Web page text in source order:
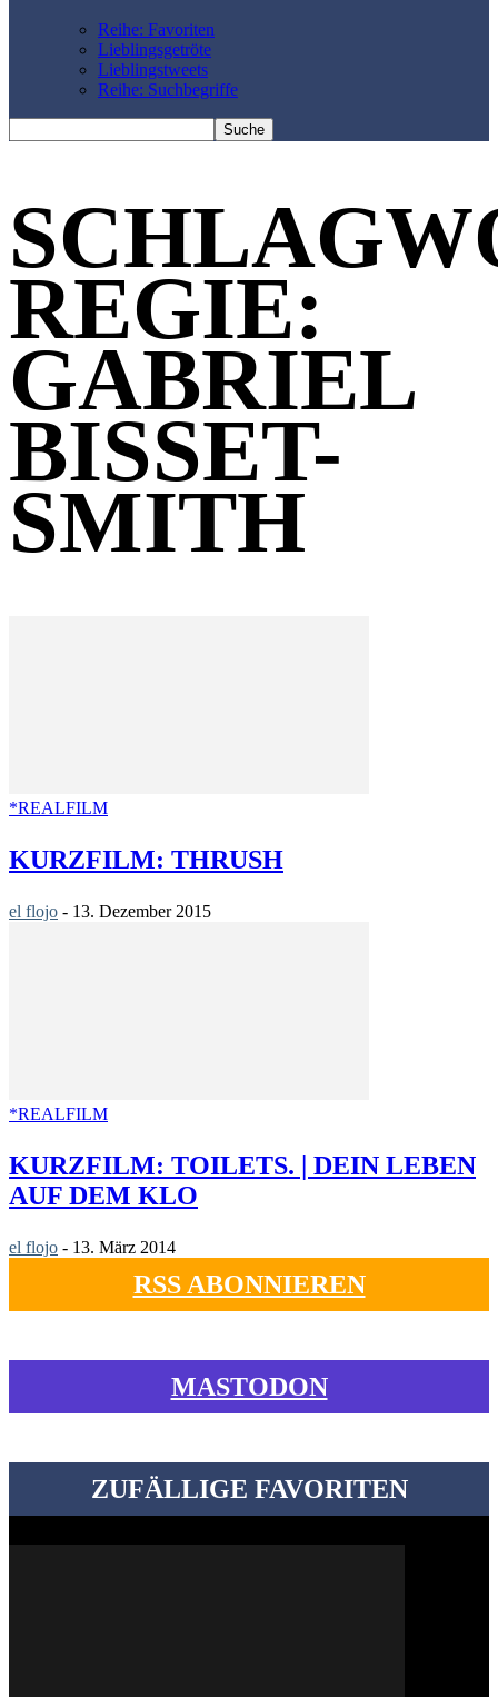
Reihe: Favoriten
Lieblingsgetröte
Lieblingstweets
Reihe: Suchbegriffe
REGIE:
GABRIEL
BISSET-
SMITH
*REALFILM
KURZFILM: THRUSH
el flojo - 13. Dezember 2015
*REALFILM
KURZFILM: TOILETS. | DEIN LEBEN
AUF DEM KLO
el flojo - 13. März 2014
RSS ABONNIEREN
MASTODON
ZUFÄLLIGE FAVORITEN